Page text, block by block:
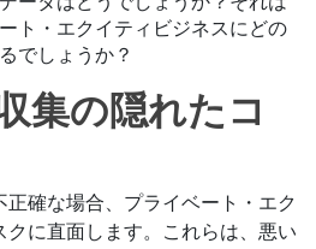
ト・エクイティビジネスにどの
でしょうか？
集の隠れたコ
確な場合、プライベート・エク
に直面します。これらは、悪い